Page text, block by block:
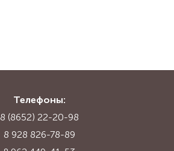
Телефоны:
8 (8652) 22-20-98
8 928 826-78-89